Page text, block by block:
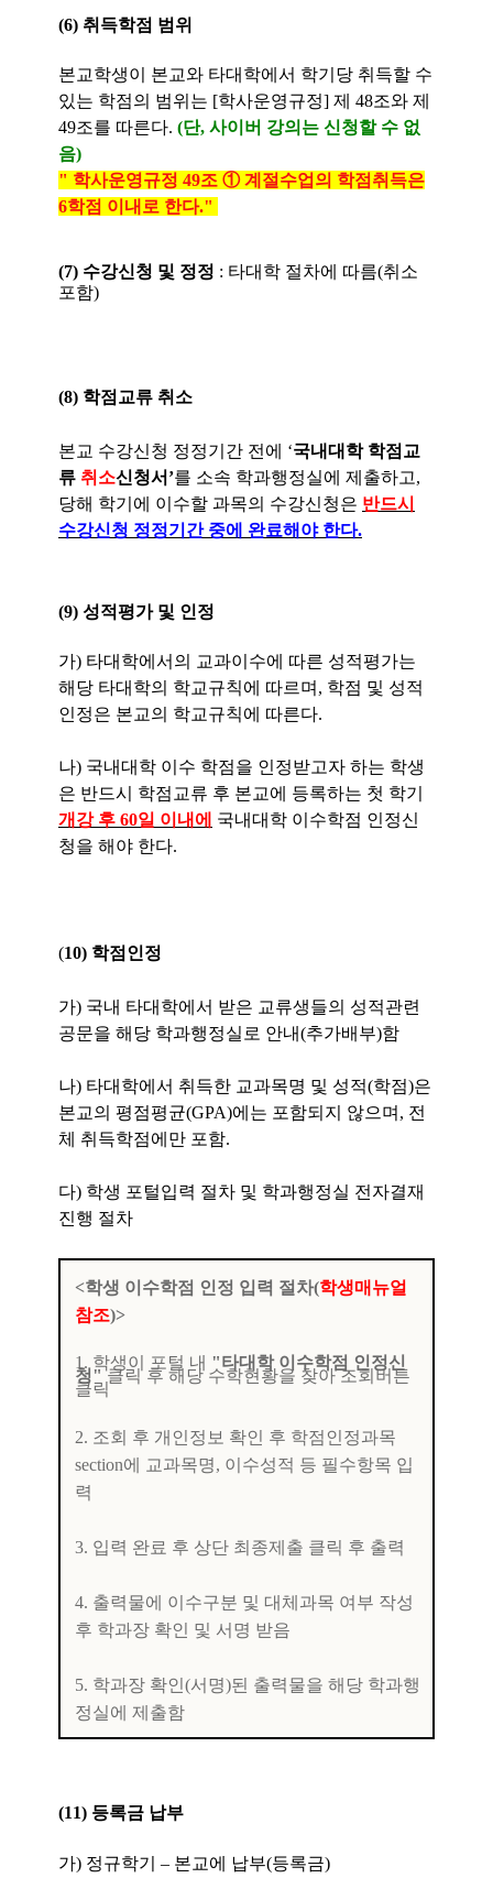
(6) 취득학점 범위
본교학생이 본교와 타대학에서 학기당 취득할 수
있는 학점의 범위는 [학사운영규정] 제 48조와 제
49조를 따른다. (단, 사이버 강의는 신청할 수 없
음)
" 학사운영규정 49조 ① 계절수업의 학점취득은
6학점 이내로 한다."
(7) 수강신청 및 정정 : 타대학 절차에 따름(취소
포함)
(8) 학점교류 취소
본교 수강신청 정정기간 전에 ‘국내대학 학점교
류 취소신청서’를 소속 학과행정실에 제출하고,
당해 학기에 이수할 과목의 수강신청은 반드시
수강신청 정정기간 중에 완료해야 한다.
(9) 성적평가 및 인정
가) 타대학에서의 교과이수에 따른 성적평가는
해당 타대학의 학교규칙에 따르며, 학점 및 성적
인정은 본교의 학교규칙에 따른다.
나) 국내대학 이수 학점을 인정받고자 하는 학생
은 반드시 학점교류 후 본교에 등록하는 첫 학기
개강 후 60일 이내에
국내대학 이수학점 인정신
청을 해야 한다.
(10) 학점인정
가) 국내 타대학에서 받은 교류생들의 성적관련
공문을 해당 학과행정실로 안내(추가배부)함
나) 타대학에서 취득한 교과목명 및 성적(학점)은
본교의 평점평균(GPA)에는 포함되지 않으며, 전
체 취득학점에만 포함.
다) 학생 포털입력 절차 및 학과행정실 전자결재
진행 절차
<학생 이수학점 인정 입력 절차(학생매뉴얼
참조)>
1. 학생이 포털 내 "타대학 이수학점 인정신
청" 클릭 후 해당 수학현황을 찾아 조회버튼
클릭
2. 조회 후 개인정보 확인 후 학점인정과목
section에 교과목명, 이수성적 등 필수항목 입
력
3. 입력 완료 후 상단 최종제출 클릭 후 출력
4. 출력물에 이수구분 및 대체과목 여부 작성
후 학과장 확인 및 서명 받음
5. 학과장 확인(서명)된 출력물을 해당 학과행
정실에 제출함
(11) 등록금 납부
가) 정규학기 – 본교에 납부(등록금)